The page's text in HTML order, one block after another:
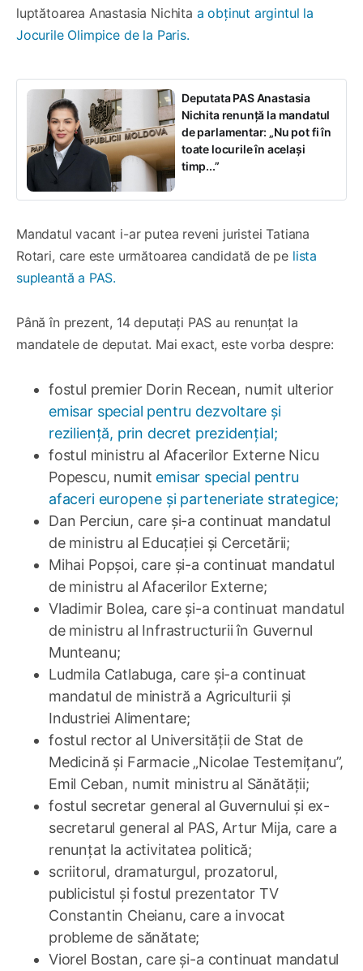
luptătoarea Anastasia Nichita a obținut argintul la
Jocurile Olimpice de la Paris.
Deputata PAS Anastasia
Nichita renunță la mandatul
de parlamentar: „Nu pot fi în
toate locurile în același
timp...”
Mandatul vacant i-ar putea reveni juristei Tatiana
Rotari, care este următoarea candidată de pe lista
supleantă a PAS.
Până în prezent, 14 deputați PAS au renunțat la
mandatele de deputat. Mai exact, este vorba despre:
fostul premier Dorin Recean, numit ulterior
emisar special pentru dezvoltare și
reziliență, prin decret prezidențial;
fostul ministru al Afacerilor Externe Nicu
Popescu, numit emisar special pentru
afaceri europene și parteneriate strategice;
Dan Perciun, care și-a continuat mandatul
de ministru al Educației și Cercetării;
Mihai Popșoi, care și-a continuat mandatul
de ministru al Afacerilor Externe;
Vladimir Bolea, care și-a continuat mandatul
de ministru al Infrastructurii în Guvernul
Munteanu;
Ludmila Catlabuga, care și-a continuat
mandatul de ministră a Agriculturii și
Industriei Alimentare;
fostul rector al Universității de Stat de
Medicină și Farmacie „Nicolae Testemițanu”,
Emil Ceban, numit ministru al Sănătății;
fostul secretar general al Guvernului și ex-
secretarul general al PAS, Artur Mija, care a
renunțat la activitatea politică;
scriitorul, dramaturgul, prozatorul,
publicistul și fostul prezentator TV
Constantin Cheianu, care a invocat
probleme de sănătate;
Viorel Bostan, care și-a continuat mandatul